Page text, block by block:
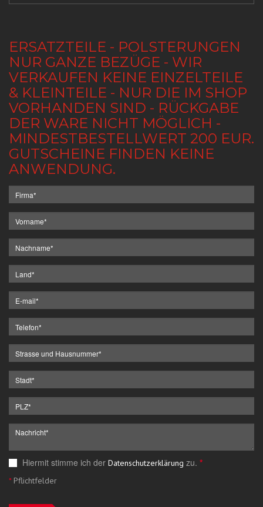
ERSATZTEILE - POLSTERUNGEN
NUR GANZE BEZÜGE - WIR
VERKAUFEN KEINE EINZELTEILE
& KLEINTEILE - NUR DIE IM SHOP
VORHANDEN SIND - RÜCKGABE
DER WARE NICHT MÖGLICH -
MINDESTBESTELLWERT 200 EUR.
GUTSCHEINE FINDEN KEINE
ANWENDUNG.
Hiermit stimme ich der Datenschutzerklärung zu. *
*Pflichtfelder